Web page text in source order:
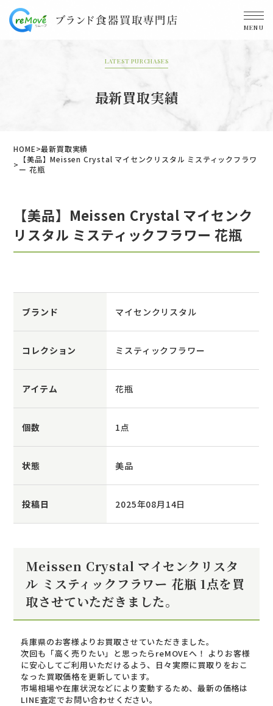
MENU
LATEST PURCHASES
最新買取実績
HOME
最新買取実績
【美品】Meissen Crystal マイセンクリスタル ミスティックフラワ
ー 花瓶
【美品】Meissen Crystal マイセンク
リスタル ミスティックフラワー 花瓶
ブランド マイセンクリスタル
コレクション ミスティックフラワー
アイテム 花瓶
個数 1点
状態 美品
投稿日 2025年08月14日
Meissen Crystal マイセンクリスタ
ル ミスティックフラワー 花瓶 1点を買
取させていただきました。
兵庫県のお客様よりお買取させていただきました。
次回も「高く売りたい」と思ったらreMOVEへ！ よりお客様
に安心してご利用いただけるよう、日々実際に買取りをおこ
なった買取価格を更新しています。
市場相場や在庫状況などにより変動するため、最新の価格は
LINE査定でお問い合わせください。